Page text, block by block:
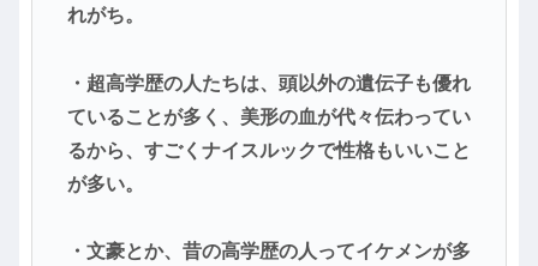
れがち。
・超高学歴の人たちは、頭以外の遺伝子も優れ
ていることが多く、美形の血が代々伝わってい
るから、すごくナイスルックで性格もいいこと
が多い。
・文豪とか、昔の高学歴の人ってイケメンが多